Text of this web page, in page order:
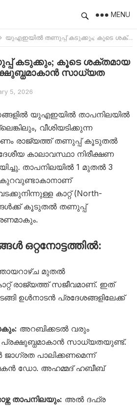
MENU
യുഎഇയിൽ തണുപ്പ് കടുക്കും; കൂടെ ശക്തമായ കാറ്റും! കടൽ പ്രക്ഷുബ്ധമാകാൻ സാധ്യത
കടുക്കും; കൂടെ ശക്തമായ
സാധ്യത
5, 2026
യുഎഇയിൽ താപനിലയിൽ
വീശിയടിക്കുന്ന
രാജ്യത്ത് തണുപ്പ് കൂടുതൽ
കാലാവസ്ഥാ നിരീക്ഷണ
താപനിലയിൽ 1 മുതൽ 3
കുറവുണ്ടാകാനാണ്
കാറ്റ് (North-
കൂടുതൽ തണുപ്പ്
ഒറ്റനോട്ടത്തിൽ:
മുതൽ
രാജ്യത്ത് സജീവമാണ്. ഇത്
ഉൾനാടൻ പ്രദേശങ്ങളിലേക്ക്
അറബിക്കടൽ വരും
പ്രക്ഷുബ്ധമാകാൻ സാധ്യതയുണ്ട്.
പാലിക്കണമെന്ന്
ഡോ. അഹമ്മദ് ഹബീബ്
താപനിലയും: അൽ ദഫ്ര